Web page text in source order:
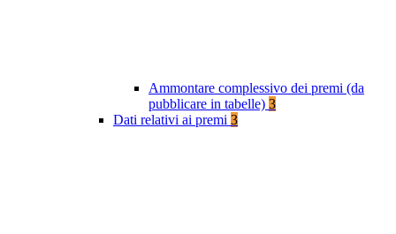
Ammontare complessivo dei premi (da
pubblicare in tabelle) 3
Dati relativi ai premi 3